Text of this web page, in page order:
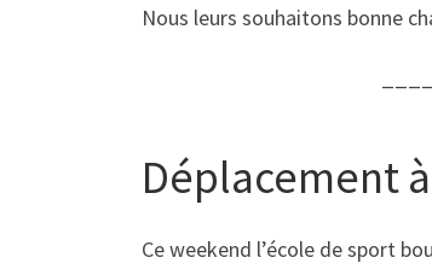
Nous leurs souhaitons bonne
Déplacement
Ce weekend l’école de sport